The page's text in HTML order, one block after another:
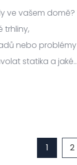
ve vašem domě?
trhliny,
nebo problémy
statika a jaké
1 2